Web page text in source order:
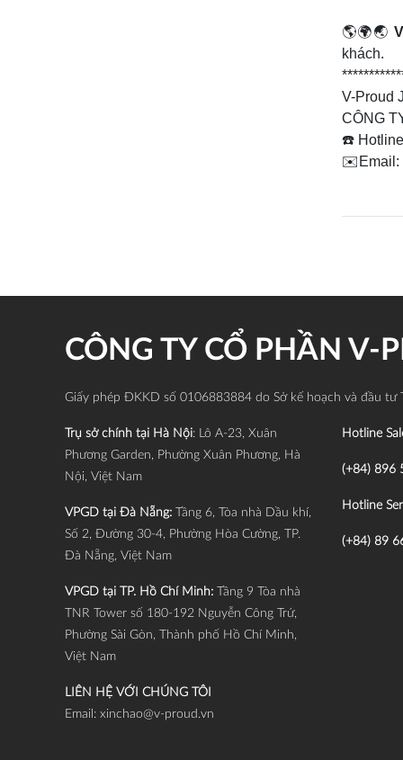
🌎🌍🌏
khách.
V-Proud
CÔNG
☎️
✉️Email:
CÔNG TY CỔ PHẦN V-
Giấy phép ĐKKD số 0106883884 do Sở kế hoạch và đầu
Trụ sở chính tại Hà Nội: Lô A-23, Xuân
Phương Garden, Phường Xuân Phương, Hà
Nội, Việt Nam
VPGD tại Đà Nẵng: Tầng 6, Tòa nhà Dầu khí,
Số 2, Đường 30-4, Phường Hòa Cường, TP.
Đà Nẵng, Việt Nam
VPGD tại TP. Hồ Chí Minh:
Tầng 9 Tòa nhà
TNR Tower số 180-192 Nguyễn Công Trứ,
Phường Sài Gòn, Thành phố Hồ Chí Minh,
Việt Nam
LIÊN HỆ VỚI CHÚNG TÔI
Email: xinchao@v-proud.vn
Hotline
(+84) 896
Hotline
(+84) 89